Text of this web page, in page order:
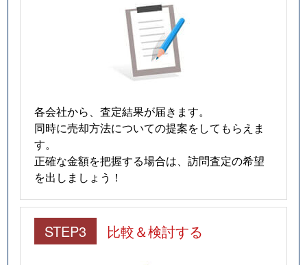
各会社から、査定結果が届きます。
同時に売却方法についての提案をしてもらえま
す。
正確な金額を把握する場合は、訪問査定の希望
を出しましょう！
STEP3 比較＆検討する